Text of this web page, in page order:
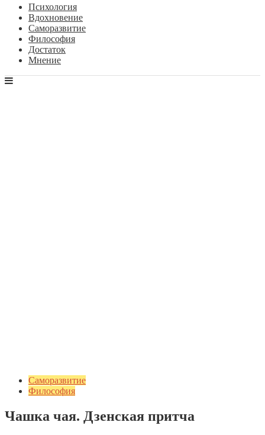
Психология
Вдохновение
Саморазвитие
Философия
Достаток
Мнение
Саморазвитие
Философия
Чашка чая. Дзенская притча